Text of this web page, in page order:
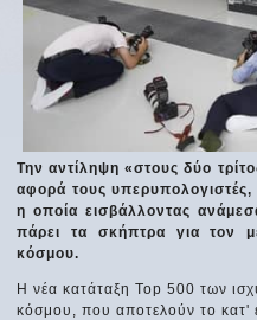
Την αντίληψη «στους δύο
αφορά τους
η οποία εισβάλλοντας
πάρει τα σκήπτρα για τον
κόσμου.
Η νέα κατάταξη Top 500 των
κόσμου, που αποτελούν το κατ'